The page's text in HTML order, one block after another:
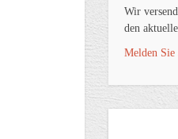
Wir
den
Melden Sie